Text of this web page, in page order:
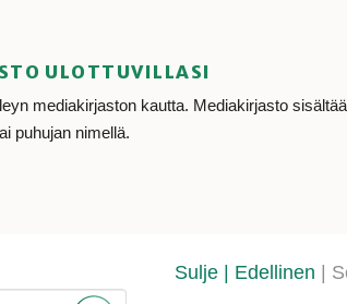
ULOTTUVILLASI
mediakirjaston kautta. Mediakirjasto
puhujan nimellä.
Sulje | Edellinen |